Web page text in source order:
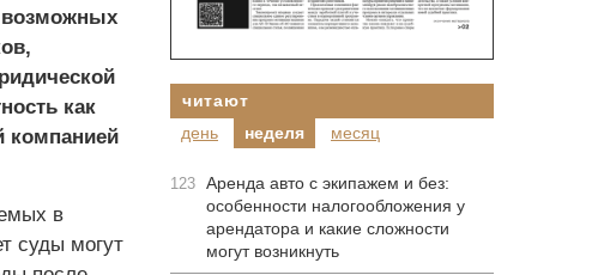
возможных
как
компанией
в
суды могут
читают
день
неделя месяц
123 Аренда авто с экипажем и без:
особенности налогообложения у
арендатора и какие сложности
могут возникнуть